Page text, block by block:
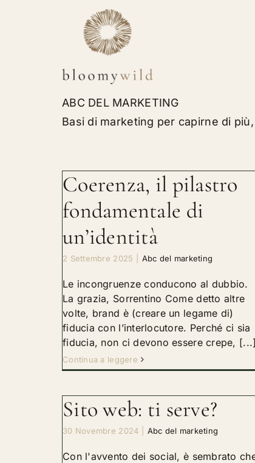
ABC DEL MARKETING
Basi di marketing per capirne di
Coerenza, il pilastro
fondamentale di
un’identità
2 Settembre 2025 Abc del marketing
Le incongruenze conducono al dubbio.
La grazia, Sorrentino Come detto altre
volte, brand è (creare un legame di)
fiducia con l’interlocutore. Perché ci sia
fiducia, non ci devono essere crepe, [...]
Continua a leggere
Sito web: ti serve?
30 Novembre 2024 Abc del marketing
Con l'avvento dei social, è sembrato